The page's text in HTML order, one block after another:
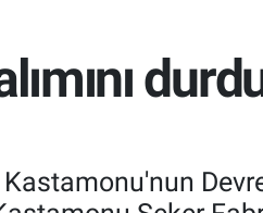
Kastamonu'nun